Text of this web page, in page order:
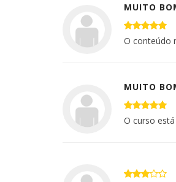
MUITO
O conteúdo
MUITO
O curso